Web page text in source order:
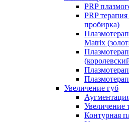
PRP
PRP
пробирка)
Matrix
Увеличение губ
Увеличение
Контурная